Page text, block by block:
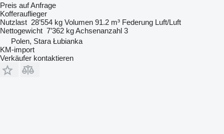
Preis auf Anfrage
Kofferauflieger
Nutzlast 28’554 kg Volumen 91.2 m³ Federung Luft/Luft
Nettogewicht 7’362 kgAchsenanzahl 3
Polen, Stara Łubianka
KM-import
Verkäufer kontaktieren